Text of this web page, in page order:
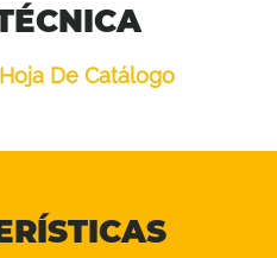
De Catálogo